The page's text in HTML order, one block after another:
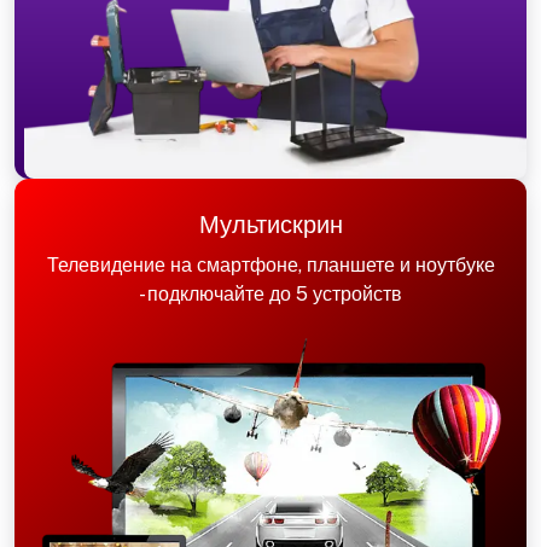
Мультискрин
Телевидение на смартфоне, планшете и ноутбуке
- подключайте до 5 устройств